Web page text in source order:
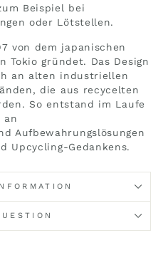
Beispiel bei
oder Lötstellen.
von dem japanischen
Tokio gründet. Das Design
an alten industriellen
die aus recycelten
So entstand im Laufe
an
Aufbewahrungslösungen
Upcycling-Gedankens.